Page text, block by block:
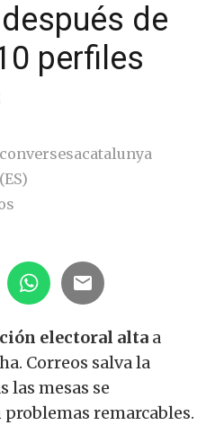
de
perfiles
conversesacatalunya
electoral alta a
Correos salva la
las mesas se
remarcables.